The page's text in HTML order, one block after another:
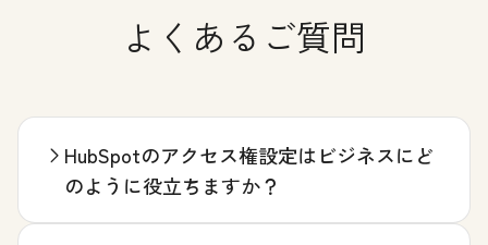
よくあるご質問
HubSpotのアクセス権設定はビジネスにど
のように役立ちますか？